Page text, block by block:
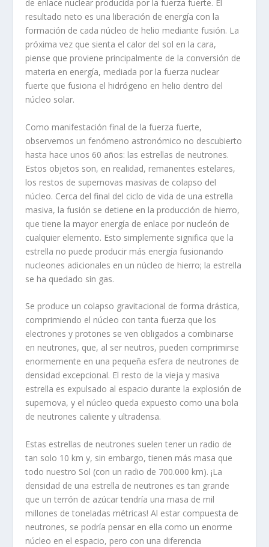
de enlace nuclear producida por la fuerza fuerte. El
resultado neto es una liberación de energía con la
formación de cada núcleo de helio mediante fusión. La
próxima vez que sienta el calor del sol en la cara,
piense que proviene principalmente de la conversión de
materia en energía, mediada por la fuerza nuclear
fuerte que fusiona el hidrógeno en helio dentro del
núcleo solar.
Como manifestación final de la fuerza fuerte,
observemos un fenómeno astronómico no descubierto
hasta hace unos 60 años: las estrellas de neutrones.
Estos objetos son, en realidad, remanentes estelares,
los restos de supernovas masivas de colapso del
núcleo. Cerca del final del ciclo de vida de una estrella
masiva, la fusión se detiene en la producción de hierro,
que tiene la mayor energía de enlace por nucleón de
cualquier elemento. Esto simplemente significa que la
estrella no puede producir más energía fusionando
nucleones adicionales en un núcleo de hierro; la estrella
se ha quedado sin gas.
Se produce un colapso gravitacional de forma drástica,
comprimiendo el núcleo con tanta fuerza que los
electrones y protones se ven obligados a combinarse
en neutrones, que, al ser neutros, pueden comprimirse
enormemente en una pequeña esfera de neutrones de
densidad excepcional. El resto de la vieja y masiva
estrella es expulsado al espacio durante la explosión de
supernova, y el núcleo queda expuesto como una bola
de neutrones caliente y ultradensa.
Estas estrellas de neutrones suelen tener un radio de
tan solo 10 km y, sin embargo, tienen más masa que
todo nuestro Sol (con un radio de 700.000 km). ¡La
densidad de una estrella de neutrones es tan grande
que un terrón de azúcar tendría una masa de mil
millones de toneladas métricas! Al estar compuesta de
neutrones, se podría pensar en ella como un enorme
núcleo en el espacio, pero con una diferencia